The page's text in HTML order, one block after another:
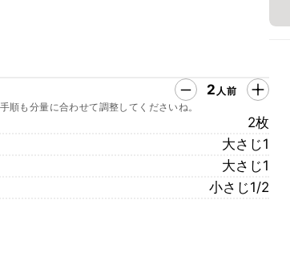
2 人前
順も分量に合わせて調整してくださいね。
2枚
大さじ1
大さじ1
小さじ1/2